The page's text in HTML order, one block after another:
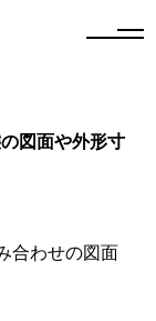
図面や外形寸
合わせの図面